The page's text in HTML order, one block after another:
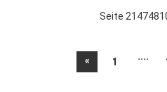
Seite
« 1 ....